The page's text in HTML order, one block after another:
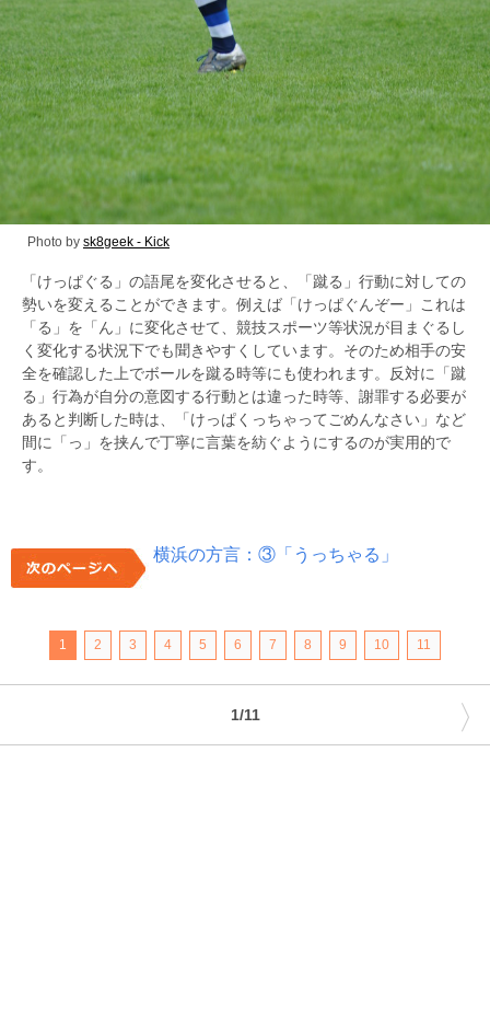
Photo by sk8geek - Kick
「けっぱぐる」の語尾を変化させると、「蹴る」行動に対しての
勢いを変えることができます。例えば「けっぱぐんぞー」これは
「る」を「ん」に変化させて、競技スポーツ等状況が目まぐるし
く変化する状況下でも聞きやすくしています。そのため相手の安
全を確認した上でボールを蹴る時等にも使われます。反対に「蹴
る」行為が自分の意図する行動とは違った時等、謝罪する必要が
あると判断した時は、「けっぱくっちゃってごめんなさい」など
間に「っ」を挟んで丁寧に言葉を紡ぐようにするのが実用的で
す。
横浜の方言：③「うっちゃる」
1 2 3 4 5 6 7 8 9 10 11
1/11 〉